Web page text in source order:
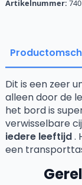
Artikelnummer:
Dit is een zeer
alleen door de
het bord is
verwisselbare
iedere leeftijd.
een